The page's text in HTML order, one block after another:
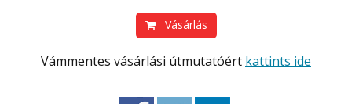
Vásárlás
Vámmentes vásárlási útmutatóért kattints ide